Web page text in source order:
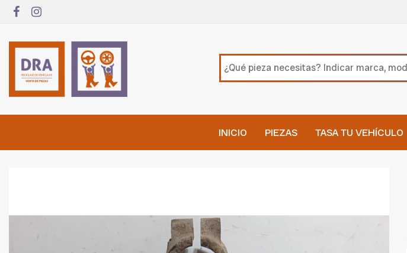
INICIO PIEZAS TASA TU VEHÍCULO